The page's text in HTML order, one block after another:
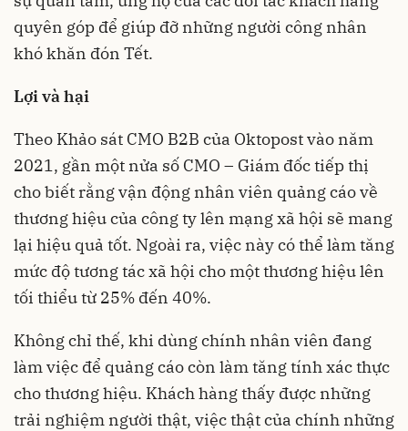
quyên góp để giúp đỡ những người công nhân
khó khăn đón Tết.
Lợi và hại
Theo Khảo sát CMO B2B của Oktopost vào năm
2021, gần một nửa số CMO – Giám đốc tiếp thị
cho biết rằng vận động nhân viên quảng cáo về
thương hiệu của công ty lên mạng xã hội sẽ mang
lại hiệu quả tốt. Ngoài ra, việc này có thể làm tăng
mức độ tương tác xã hội cho một thương hiệu lên
tối thiểu từ 25% đến 40%.
Không chỉ thế, khi dùng chính nhân viên đang
làm việc để quảng cáo còn làm tăng tính xác thực
cho thương hiệu. Khách hàng thấy được những
trải nghiệm người thật, việc thật của chính những